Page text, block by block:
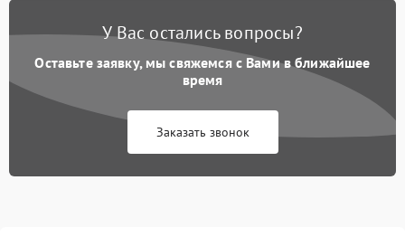
У Вас остались вопросы?
Оставьте заявку, мы свяжемся с Вами в ближайшее
время
Заказать звонок